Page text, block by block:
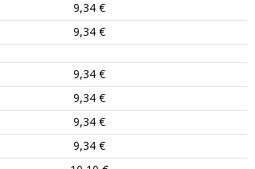
9,34 €
9,34 €
9,34 €
9,34 €
9,34 €
9,34 €